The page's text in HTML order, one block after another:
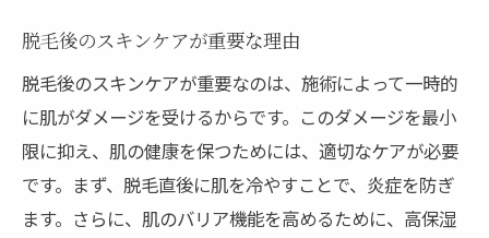
脱毛後のスキンケアが重要な理由
脱毛後のスキンケアが重要なのは、施術によって一時的
に肌がダメージを受けるからです。このダメージを最小
限に抑え、肌の健康を保つためには、適切なケアが必要
です。まず、脱毛直後に肌を冷やすことで、炎症を防ぎ
ます。さらに、肌のバリア機能を高めるために、高保湿